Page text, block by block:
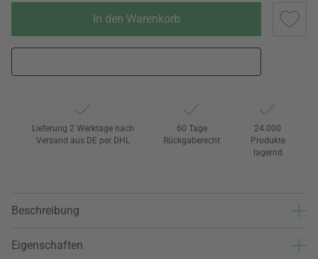
In den Warenkorb
Lieferung 2 Werktage nach
Versand aus DE per DHL
60 Tage
Rückgaberecht
24.000
Produkte
lagernd
Beschreibung
Eigenschaften